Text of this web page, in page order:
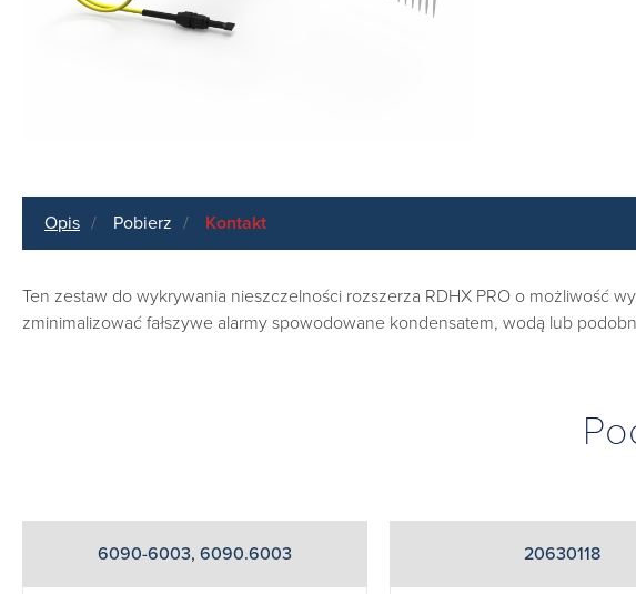
Opis Pobierz Kontakt
Ten zestaw do wykrywania nieszczelności rozszerza RDHX PRO o możliwość
zminimalizować fałszywe alarmy spowodowane kondensatem, wodą lub
6090-6003, 6090.6003 20630118